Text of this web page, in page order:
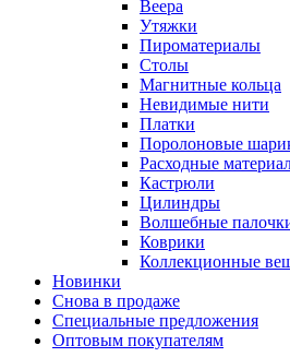
Веера
Утяжки
Пироматериалы
Столы
Магнитные кольца
Невидимые нити
Платки
Поролоновые
Расходные
Кастрюли
Цилиндры
Волшебные
Коврики
Коллекционные
Новинки
Снова в продаже
Специальные предложения
Оптовым покупателям